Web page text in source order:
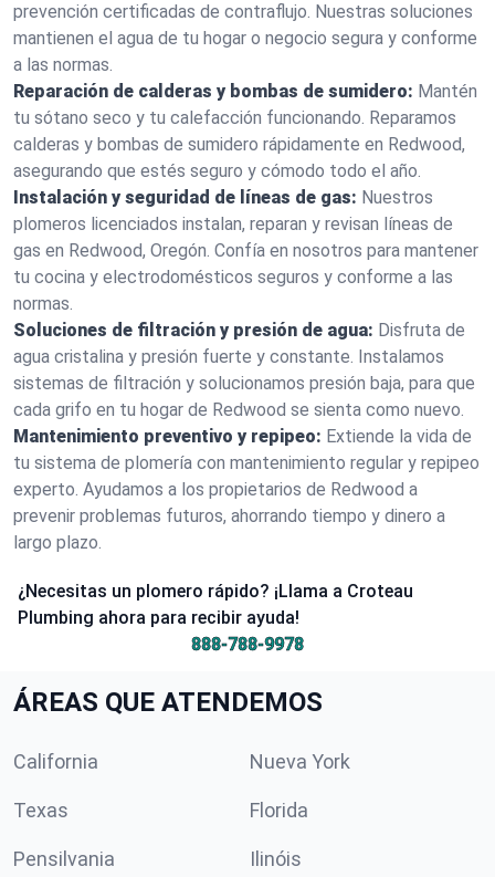
prevención certificadas de contraflujo. Nuestras soluciones
mantienen el agua de tu hogar o negocio segura y conforme
a las normas.
Reparación de calderas y bombas de sumidero: Mantén
tu sótano seco y tu calefacción funcionando. Reparamos
calderas y bombas de sumidero rápidamente en Redwood,
asegurando que estés seguro y cómodo todo el año.
Instalación y seguridad de líneas de gas: Nuestros
plomeros licenciados instalan, reparan y revisan líneas de
gas en Redwood, Oregón. Confía en nosotros para mantener
tu cocina y electrodomésticos seguros y conforme a las
normas.
Soluciones de filtración y presión de agua: Disfruta de
agua cristalina y presión fuerte y constante. Instalamos
sistemas de filtración y solucionamos presión baja, para que
cada grifo en tu hogar de Redwood se sienta como nuevo.
Mantenimiento preventivo y repipeo: Extiende la vida de
tu sistema de plomería con mantenimiento regular y repipeo
experto. Ayudamos a los propietarios de Redwood a
prevenir problemas futuros, ahorrando tiempo y dinero a
largo plazo.
¿Necesitas un plomero rápido? ¡Llama a Croteau
Plumbing ahora para recibir ayuda!
888-788-9978
ÁREAS QUE ATENDEMOS
California Nueva York
Texas Florida
Pensilvania Ilinóis